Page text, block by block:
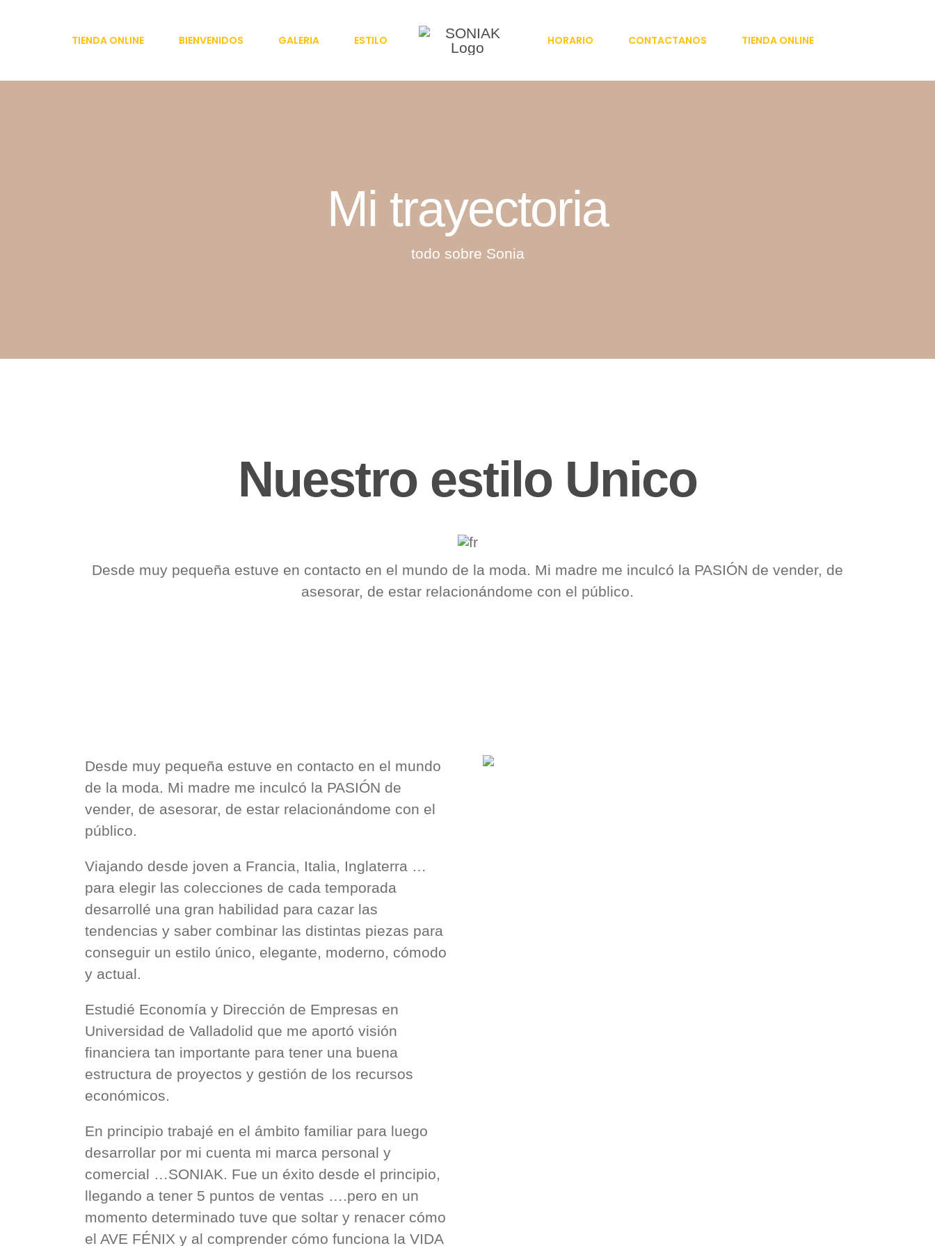
TIENDA ONLINE BIENVENIDOS GALERIA ESTILO HORARIO CONTACTANOS TIENDA ONLINE
Mi trayectoria
todo sobre Sonia
Nuestro estilo Unico
Desde muy pequeña estuve en contacto en el mundo de la moda. Mi madre me inculcó la PASIÓN de vender, de
asesorar, de estar relacionándome con el público.
Desde muy pequeña estuve en contacto en el mundo
de la moda. Mi madre me inculcó la PASIÓN de
vender, de asesorar, de estar relacionándome con el
público.
Viajando desde joven a Francia, Italia, Inglaterra …
para elegir las colecciones de cada temporada
desarrollé una gran habilidad para cazar las
tendencias y saber combinar las distintas piezas para
conseguir un estilo único, elegante, moderno, cómodo
y actual.
Estudié Economía y Dirección de Empresas en
Universidad de Valladolid que me aportó visión
financiera tan importante para tener una buena
estructura de proyectos y gestión de los recursos
económicos.
En principio trabajé en el ámbito familiar para luego
desarrollar por mi cuenta mi marca personal y
comercial …SONIAK. Fue un éxito desde el principio,
llegando a tener 5 puntos de ventas ….pero en un
momento determinado tuve que soltar y renacer cómo
el AVE FÉNIX y al comprender cómo funciona la VIDA